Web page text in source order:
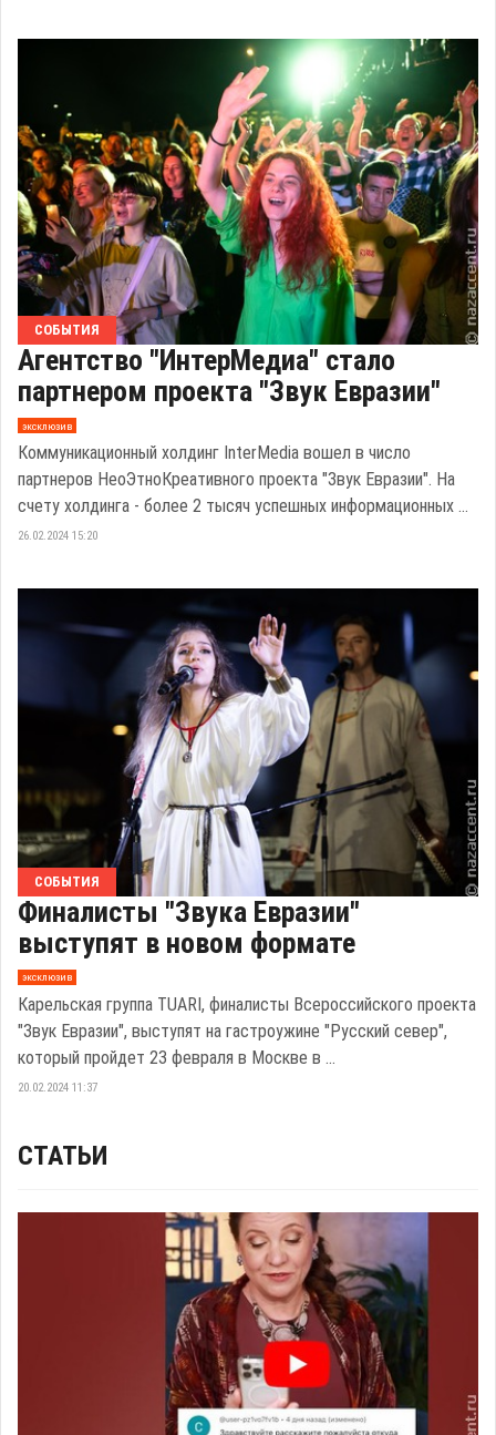
СОБЫТИЯ
Агентство "ИнтерМедиа" стало
партнером проекта "Звук Евразии"
эксклюзив
Коммуникационный холдинг InterMedia вошел в число
партнеров НеоЭтноКреативного проекта "Звук Евразии". На
счету холдинга - более 2 тысяч успешных информационных ...
26.02.2024 15:20
СОБЫТИЯ
Финалисты "Звука Евразии"
выступят в новом формате
эксклюзив
Карельская группа TUARI, финалисты Всероссийского проекта
"Звук Евразии", выступят на гастроужине "Русский север",
который пройдет 23 февраля в Москве в ...
20.02.2024 11:37
СТАТЬИ